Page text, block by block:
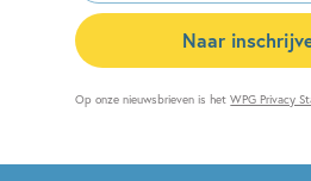
Naar
Op onze nieuwsbrieven is hetWPG Privacy